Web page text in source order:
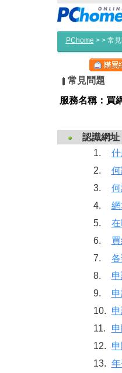
PChome > > 常
常見問題
服務名稱：買
認識網址
1.
2.
3.
4.
5.
6.
7.
8.
9.
10.
11.
12.
13.